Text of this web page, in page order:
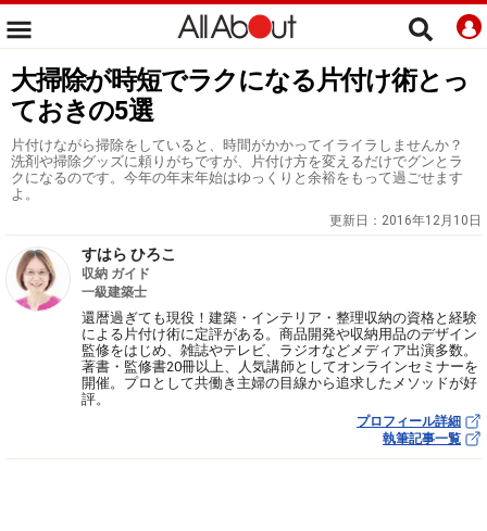
大掃除が時短でラクになる片付け術とっ
ておきの5選
片付けながら掃除をしていると、時間がかかってイライラしませんか？
洗剤や掃除グッズに頼りがちですが、片付け方を変えるだけでグンとラ
クになるのです。今年の年末年始はゆっくりと余裕をもって過ごせます
よ。
更新日： 2016年12月10日
すはら ひろこ
収納 ガイド
一級建築士
還暦過ぎても現役！建築・インテリア・整理収納の資格と経験
による片付け術に定評がある。商品開発や収納用品のデザイン
監修をはじめ、雑誌やテレビ、ラジオなどメディア出演多数。
著書・監修書20冊以上、人気講師としてオンラインセミナーを
開催。プロとして共働き主婦の目線から追求したメソッドが好
評。
プロフィール詳細
執筆記事一覧